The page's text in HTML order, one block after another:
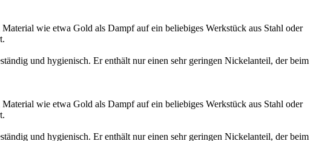
wie etwa Gold als Dampf auf ein beliebiges Werkstück aus Stahl oder
und hygienisch. Er enthält nur einen sehr geringen Nickelanteil, der beim
wie etwa Gold als Dampf auf ein beliebiges Werkstück aus Stahl oder
und hygienisch. Er enthält nur einen sehr geringen Nickelanteil, der beim